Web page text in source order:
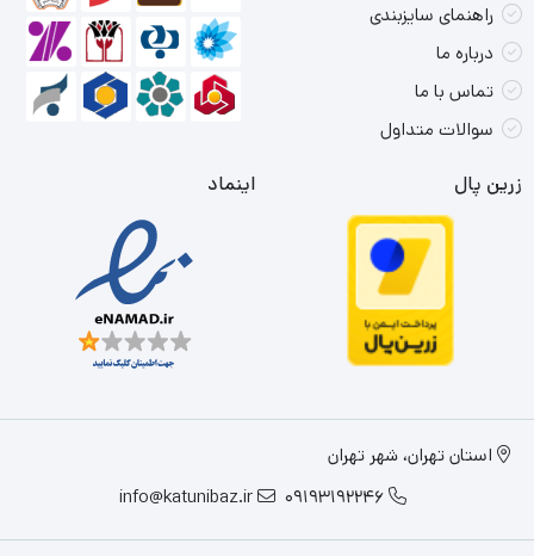
راهنمای سایزبندی
درباره ما
تماس با ما
سوالات متداول
زرین پال اینماد
استان تهران، شهر تهران
09193192246
info@katunibaz.ir